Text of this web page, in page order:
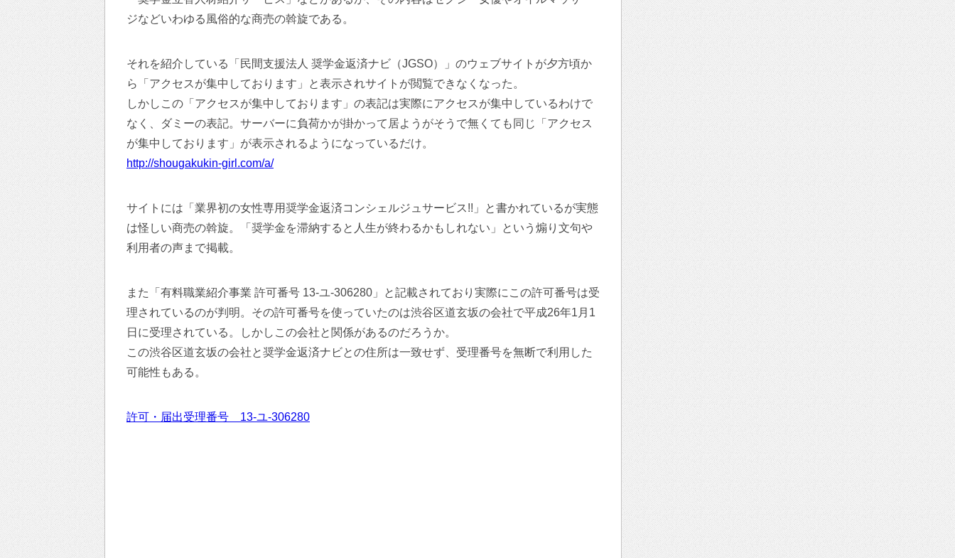
ジなどいわゆる風俗的な商売の斡旋である。
それを紹介している「民間支援法人 奨学金返済ナビ（JGSO）」のウェブサイトが夕方頃か
ら「アクセスが集中しております」と表示されサイトが閲覧できなくなった。
しかしこの「アクセスが集中しております」の表記は実際にアクセスが集中しているわけで
なく、ダミーの表記。サーバーに負荷かが掛かって居ようがそうで無くても同じ「アクセス
が集中しております」が表示されるようになっているだけ。
http://shougakukin-girl.com/a/
サイトには「業界初の女性専用奨学金返済コンシェルジュサービス!!」と書かれているが実態
は怪しい商売の斡旋。「奨学金を滞納すると人生が終わるかもしれない」という煽り文句や
利用者の声まで掲載。
また「有料職業紹介事業 許可番号 13-ユ-306280」と記載されており実際にこの許可番号は受
理されているのが判明。その許可番号を使っていたのは渋谷区道玄坂の会社で平成26年1月1
日に受理されている。しかしこの会社と関係があるのだろうか。
この渋谷区道玄坂の会社と奨学金返済ナビとの住所は一致せず、受理番号を無断で利用した
可能性もある。
許可・届出受理番号 13-ユ-306280